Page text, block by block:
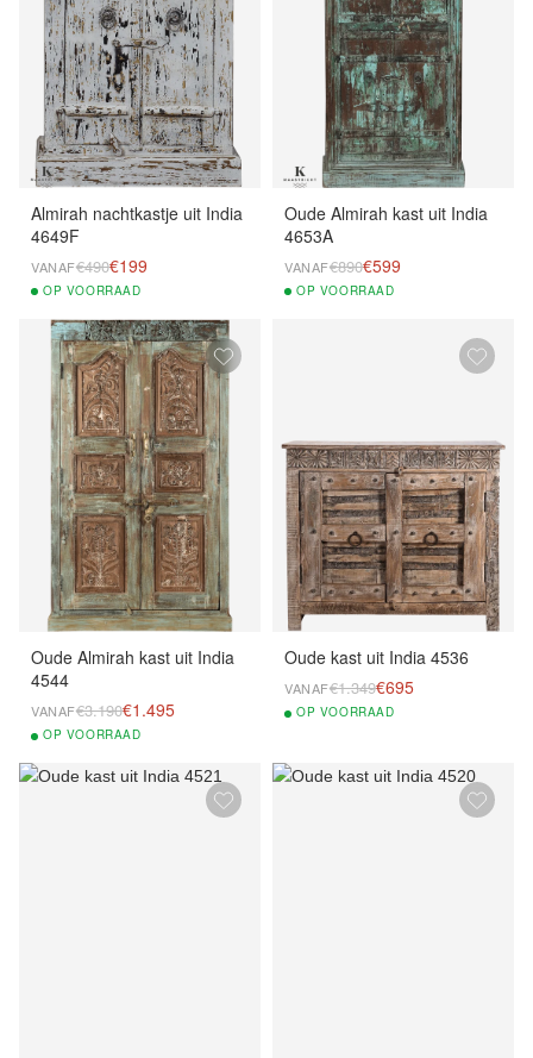
Almirah nachtkastje uit India
4649F
VANAF€490€199
OP VOORRAAD
Oude Almirah kast uit India
4653A
VANAF€890€599
OP VOORRAAD
Oude Almirah kast uit India
4544
VANAF€3.190€1.495
OP VOORRAAD
Oude kast uit India 4536
VANAF€1.349€695
OP VOORRAAD